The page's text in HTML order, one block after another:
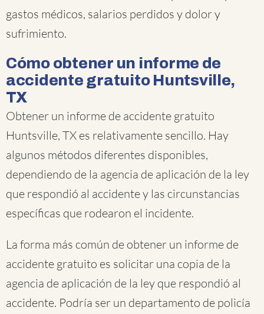
gastos médicos, salarios perdidos y dolor y
sufrimiento.
Cómo obtener un informe de
accidente gratuito Huntsville,
TX
Obtener un informe de accidente gratuito
Huntsville, TX es relativamente sencillo. Hay
algunos métodos diferentes disponibles,
dependiendo de la agencia de aplicación de la ley
que respondió al accidente y las circunstancias
específicas que rodearon el incidente.
La forma más común de obtener un informe de
accidente gratuito es solicitar una copia de la
agencia de aplicación de la ley que respondió al
accidente. Podría ser un departamento de policía